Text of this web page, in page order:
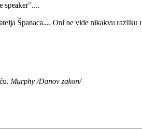
speaker"....
Španaca.... Oni ne vide nikakvu
Murphy /Danov zakon/